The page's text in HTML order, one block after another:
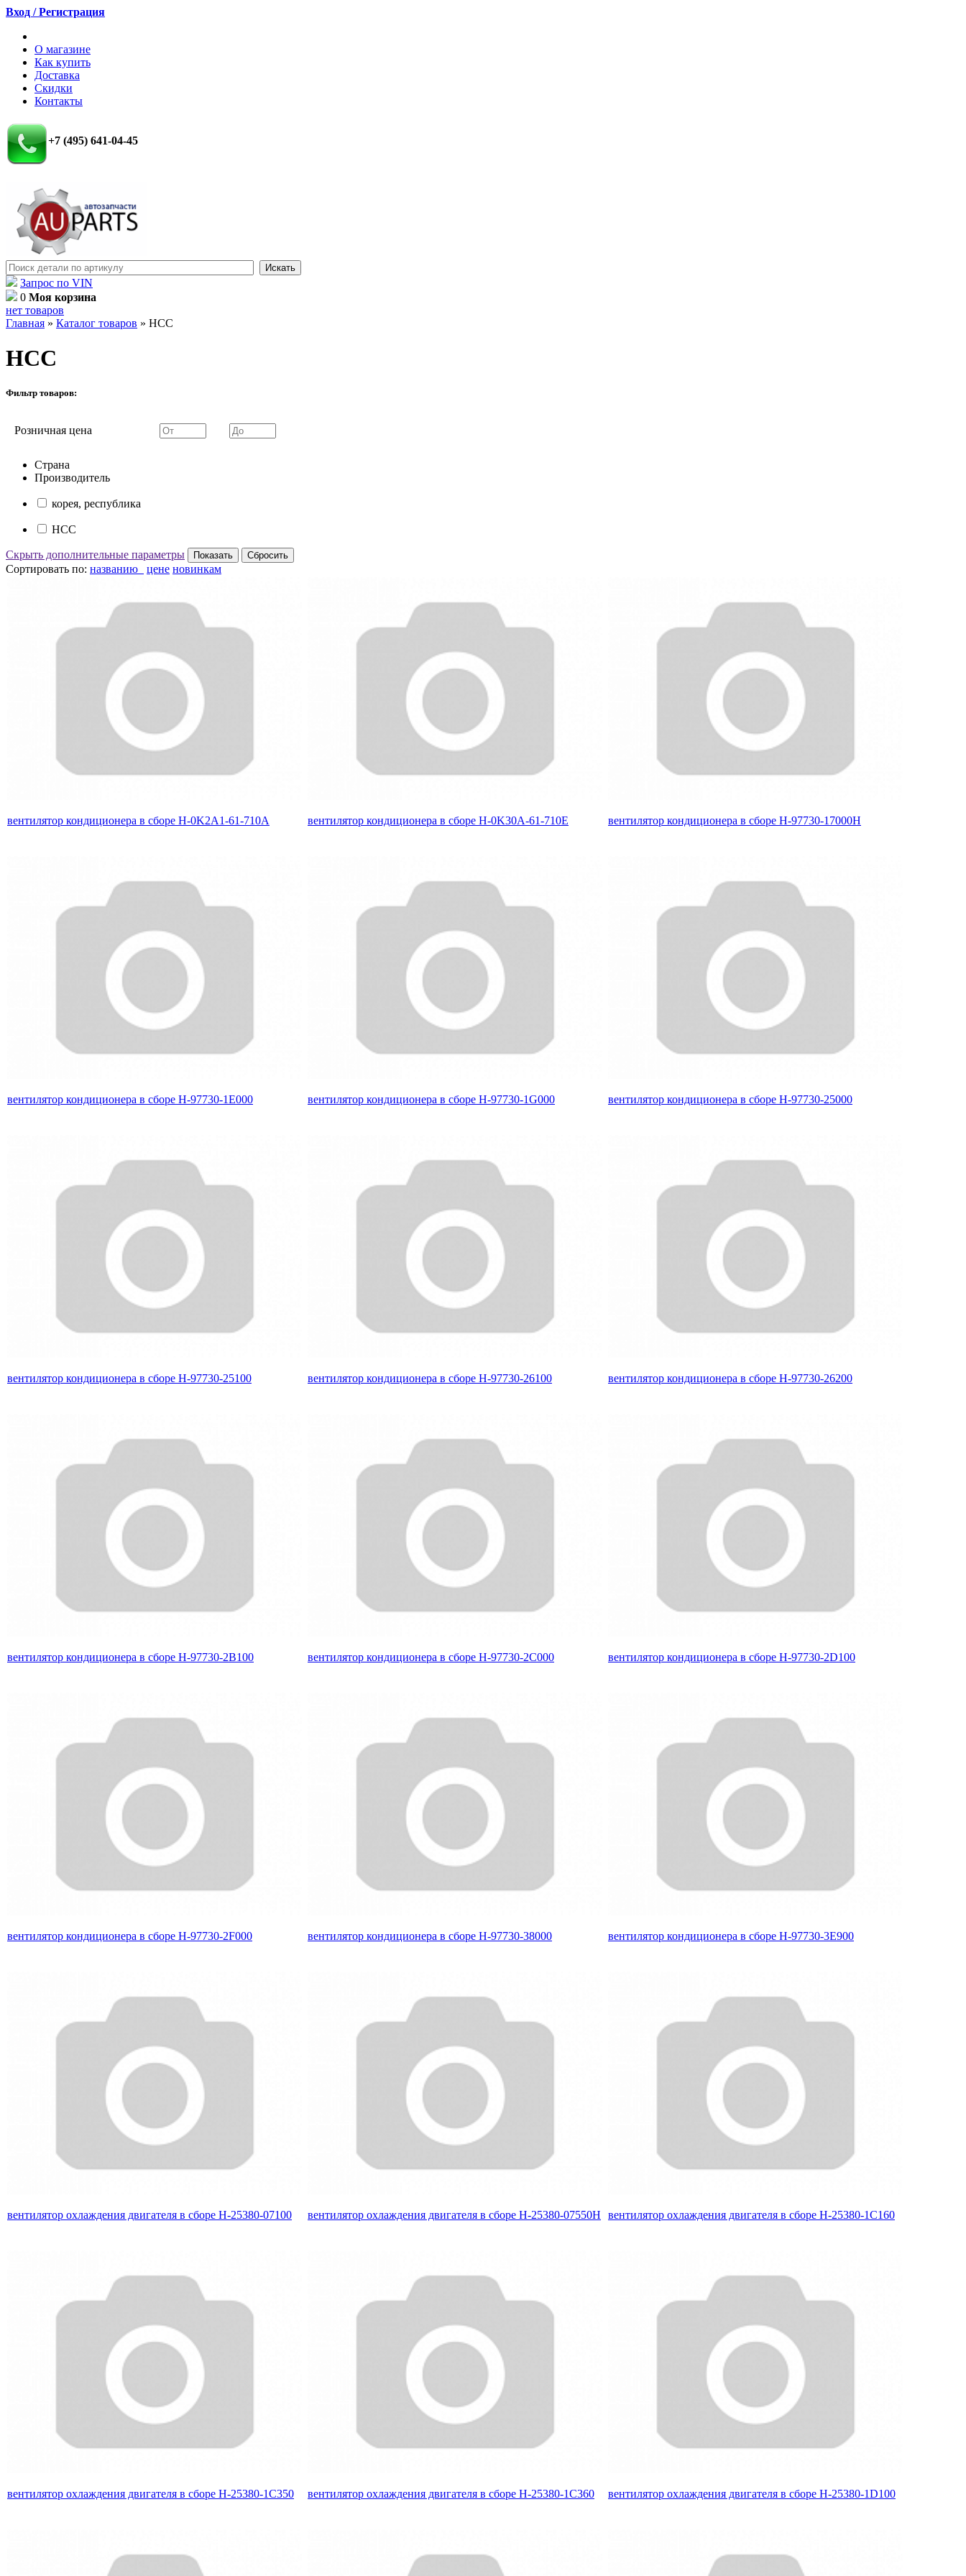
Вход / Регистрация
О магазине
Как купить
Доставка
Скидки
Контакты
+7 (495) 641-04-45
Запрос по VIN
0 Моя корзина
нет товаров
Главная » Каталог товаров » HCC
HCC
Фильтр товаров:
Розничная цена
Страна
Производитель
корея, республика
HCC
Скрыть дополнительные параметры
Сортировать по: названию цене новинкам
вентилятор кондиционера в сборе H-0K2A1-61-710A вентилятор кондиционера в сборе H-0K30A-61-710E вентилятор кондиционера в сборе H-97730-17000H
вентилятор кондиционера в сборе H-97730-1E000 вентилятор кондиционера в сборе H-97730-1G000 вентилятор кондиционера в сборе H-97730-25000
вентилятор кондиционера в сборе H-97730-25100 вентилятор кондиционера в сборе H-97730-26100 вентилятор кондиционера в сборе H-97730-26200
вентилятор кондиционера в сборе H-97730-2B100 вентилятор кондиционера в сборе H-97730-2C000 вентилятор кондиционера в сборе H-97730-2D100
вентилятор кондиционера в сборе H-97730-2F000 вентилятор кондиционера в сборе H-97730-38000 вентилятор кондиционера в сборе H-97730-3E900
вентилятор охлаждения двигателя в сборе H-25380-07100 вентилятор охлаждения двигателя в сборе H-25380-07550H вентилятор охлаждения двигателя в сборе H-25380-1C160
вентилятор охлаждения двигателя в сборе H-25380-1C350 вентилятор охлаждения двигателя в сборе H-25380-1C360 вентилятор охлаждения двигателя в сборе H-25380-1D100